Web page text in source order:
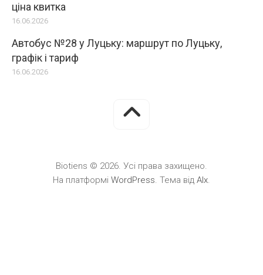
ціна квитка
16.06.2026
Автобус №28 у Луцьку: маршрут по Луцьку,
графік і тариф
16.06.2026
Biotiens © 2026. Усі права захищено.
На платформі WordPress. Тема від Alx.